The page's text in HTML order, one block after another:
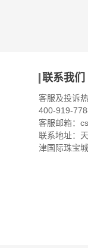
联系我们
客服及投诉
400-919-
客服邮箱：
联系地址：
津国际珠宝